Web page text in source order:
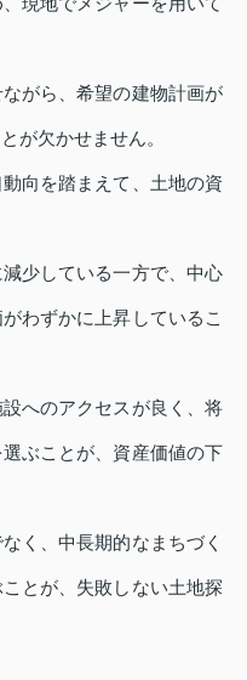
がら、希望の建物計画が
が欠かせません。
向を踏まえて、土地の資
少している一方で、中心
わずかに上昇しているこ
へのアクセスが良く、将
ぶことが、資産価値の下
く、中長期的なまちづく
とが、失敗しない土地探